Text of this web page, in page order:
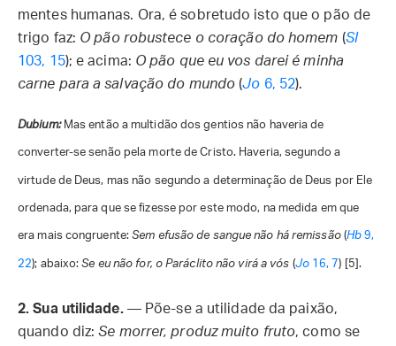
mentes humanas. Ora, é sobretudo isto que o pão de
trigo faz: O pão robustece o coração do homem (Sl
103, 15); e acima: O pão que eu vos darei é minha
carne para a salvação do mundo (Jo 6, 52).
Dubium:Mas então a multidão dos gentios não haveria de
converter-se senão pela morte de Cristo. Haveria, segundo a
virtude de Deus, mas não segundo a determinação de Deus por Ele
ordenada, para que se fizesse por este modo, na medida em que
era mais congruente:Sem efusão de sangue não há remissão(Hb 9,
22); abaixo:Se eu não for, o Paráclito não virá a vós (Jo16, 7) [5].
2. Sua utilidade.— Põe-se a utilidade da paixão,
quando diz:Se morrer, produz muito fruto, como se